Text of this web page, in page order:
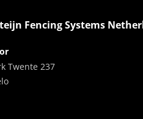
Fencing Systems
Twente 237